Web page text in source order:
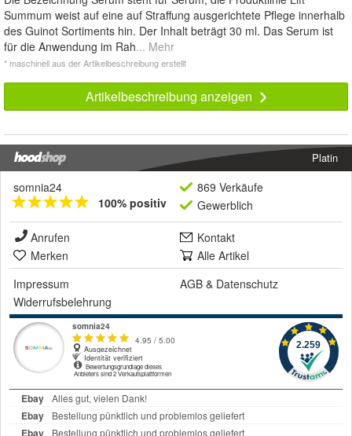
Summum weist auf eine auf Straffung ausgerichtete Pflege innerhalb
des Guinot Sortiments hin. Der Inhalt beträgt 30 ml. Das Serum ist
für die Anwendung im Rah... Mehr
* maschinell aus der Artikelbeschreibung erstellt
Artikelbeschreibung anzeigen
Platin
somnia24
100% positiv
869 Verkäufe
Gewerblich
Anrufen
Kontakt
Merken
Alle Artikel
Impressum
AGB & Datenschutz
Widerrufsbelehrung